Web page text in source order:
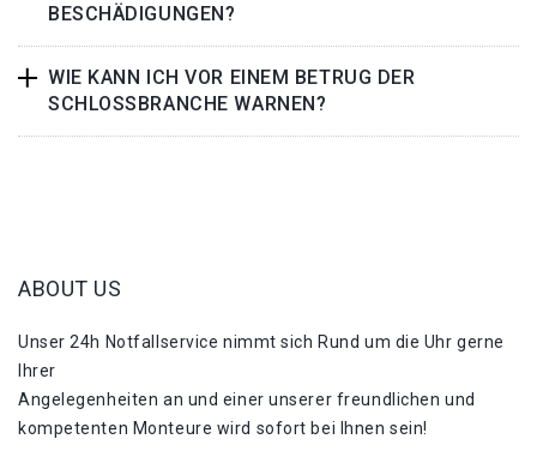
BESCHÄDIGUNGEN?
WIE KANN ICH VOR EINEM BETRUG DER
SCHLOSSBRANCHE WARNEN?
ABOUT US
Unser 24h Notfallservice nimmt sich Rund um die Uhr gerne
Ihrer
Angelegenheiten an und einer unserer freundlichen und
kompetenten Monteure wird sofort bei Ihnen sein!